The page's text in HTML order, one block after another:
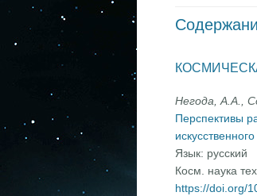
Негода, А.А.,
Перспективы
Язык: русский
Косм. наука
https://doi.org/